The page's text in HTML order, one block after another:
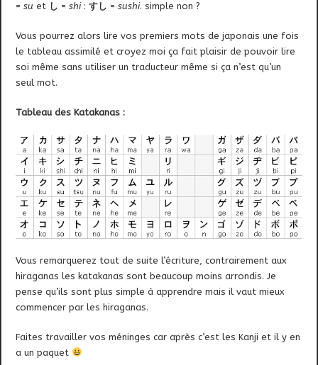
=su et し =shi:すし =sushi. simple non ?
Vous pourrez alors lire vos premiers mots de japonais une fois
le tableau assimilé et croyez moi ça fait plaisir de pouvoir lire
soi même sans utiliser un traducteur même si ça n’est qu’un
seul mot.
Tableau des Katakanas :
Vous remarquerez tout de suite l’écriture, contrairement aux
hiraganas les katakanas sont beaucoup moins arrondis. Je
pense qu’ils sont plus simple à apprendre mais il vaut mieux
commencer par les hiraganas.
Faites travailler vos méninges car après c’est les Kanji et il y en
a un paquet